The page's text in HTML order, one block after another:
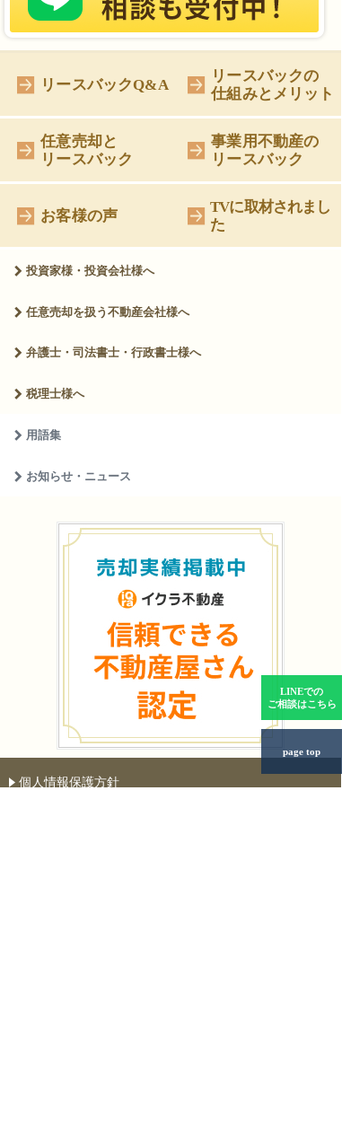
リースバックQ&A
リースバックの
仕組みとメリット
任意売却と
リースバック
事業用不動産の
リースバック
お客様の声
TVに取材されまし
た
投資家様・投資会社様へ
任意売却を扱う不動産会社様へ
弁護士・司法書士・行政書士様へ
税理士様へ
用語集
お知らせ・ニュース
個人情報保護方針
LINEでの
ご相談はこちら
page top